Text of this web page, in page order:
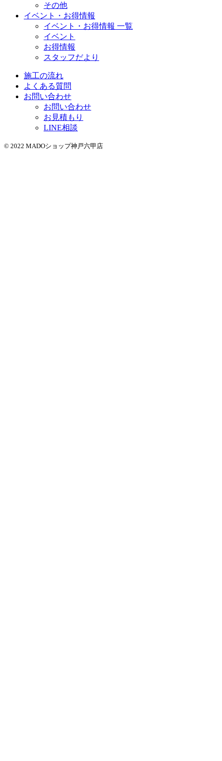
その他
イベント・お得情報
イベント・お得情報 一覧
イベント
お得情報
スタッフだより
施工の流れ
よくある質問
お問い合わせ
お問い合わせ
お見積もり
LINE相談
© 2022 MADOショップ神戸六甲店